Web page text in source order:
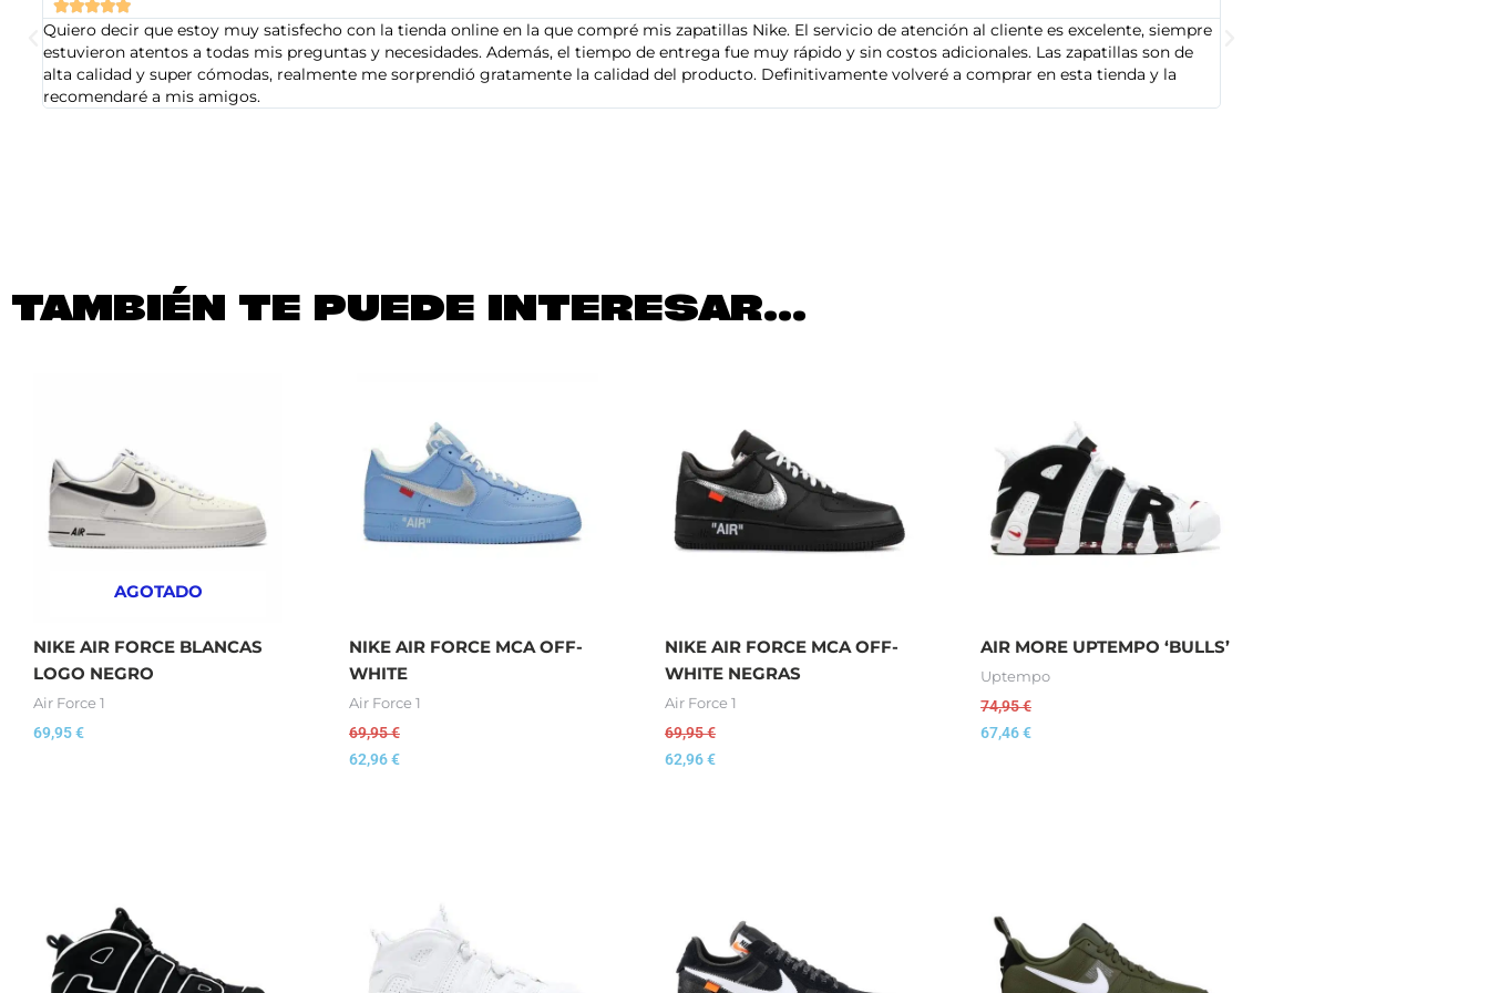

Quiero decir que estoy muy satisfecho con la tienda online en la que compré mis zapatillas Nike. El servicio de atención al cliente es excelente, siempre
estuvieron atentos a todas mis preguntas y necesidades. Además, el tiempo de entrega fue muy rápido y sin costos adicionales. Las zapatillas son de
alta calidad y super cómodas, realmente me sorprendió gratamente la calidad del producto. Definitivamente volveré a comprar en esta tienda y la
recomendaré a mis amigos.
TAMBIÉN TE PUEDE INTERESAR...
AGOTADO
NIKE AIR FORCE BLANCAS
LOGO NEGRO
Air Force 1
69,95€
NIKE AIR FORCE MCA OFF-
WHITE
Air Force 1
69,95€
62,96€
NIKE AIR FORCE MCA OFF-
WHITE NEGRAS
Air Force 1
69,95€
62,96€
AIR MORE UPTEMPO ‘BULLS’
Uptempo
74,95€
67,46€